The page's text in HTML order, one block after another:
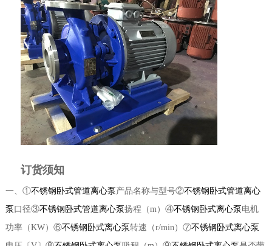
订货须知
一、①不锈钢卧式管道离心泵 产品名称与型号②不锈钢卧式管道离心
泵 口径③不锈钢卧式管道离心泵扬程（m）④不锈钢卧式离心泵 电机
功率（KW）⑥不锈钢卧式离心泵转速（r/min）⑦不锈钢卧式离心泵